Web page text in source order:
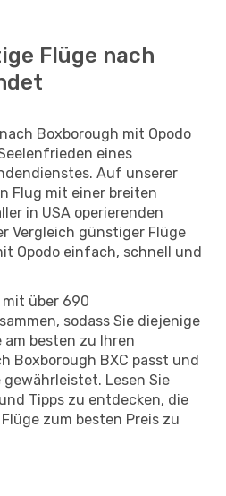
Flüge nach
Boxborough mit Opodo
eines
Auf unserer
Flug mit einer breiten
in USA operierenden
Vergleich günstiger Flüge
Opodo einfach, schnell und
mit über 690
sodass Sie diejenige
besten zu Ihren
Boxborough BXC passt und
Lesen Sie
Tipps zu entdecken, die
zum besten Preis zu